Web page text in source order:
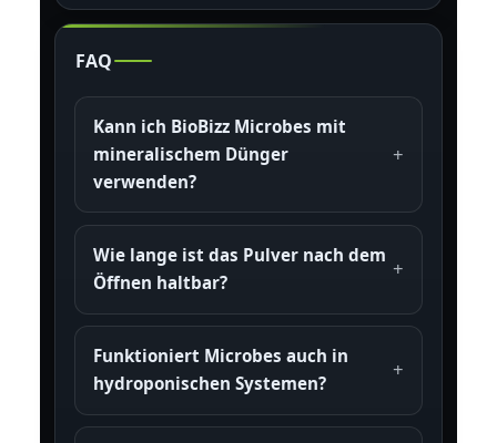
FAQ
Kann ich BioBizz Microbes mit
mineralischem Dünger
verwenden?
Wie lange ist das Pulver nach dem
Öffnen haltbar?
Funktioniert Microbes auch in
hydroponischen Systemen?